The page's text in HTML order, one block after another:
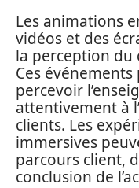
Les animations
vidéos et des
la perception du
Ces
percevoir
attentivement à
clients. Les
immersives
parcours client,
conclusion de